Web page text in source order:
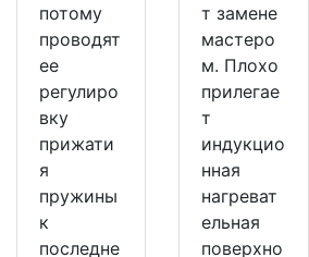
потому
проводят
ее
регулиро
вку
прижати
я
пружины
к
последне
т замене
мастеро
м. Плохо
прилегае
т
индукцио
нная
нагреват
ельная
поверхно